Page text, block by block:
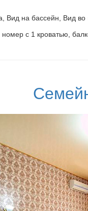
Вид на бассейн, Вид во
номер с 1 кроватью,